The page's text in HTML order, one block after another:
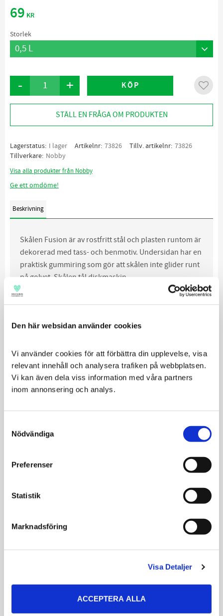
Den här websidan använder cookies
Vi använder cookies för att förbättra din upplevelse, visa
relevant innehåll och analysera trafiken på webbplatsen.
Vi kan även dela viss information med våra partners
inom annonsering och analys.
Selection
Nödvändiga
Preferenser
Statistik
Marknadsföring
Visa Detaljer
ACCEPTERA ALLA
69 KR
Storlek
+
- KÖP Lägg
STÄLL EN FRÅGA OM PRODUKTEN
Lagerstatus I lager Artikelnr 73826 Tillv. artikelnr 73826
Tillverkare Nobby
Visa alla produkter från Nobby
Ge ett omdöme!
Beskrivning
Skålen Fusion är av rostfritt stål och plasten runtom är
dekorerad med tass- och benmotiv. Undersidan har en
praktisk gummiring som gör att skålen inte glider runt
på golvet. Skålen tål diskmaskin.
Finns i storlekarna 0,5l, 0,94l och 1,80l samt i fler
färger.
Rostfri skål med
69KR
VÄLJ VARIANT
Nobby Rostfri Skål
VÄLJ VARIANT